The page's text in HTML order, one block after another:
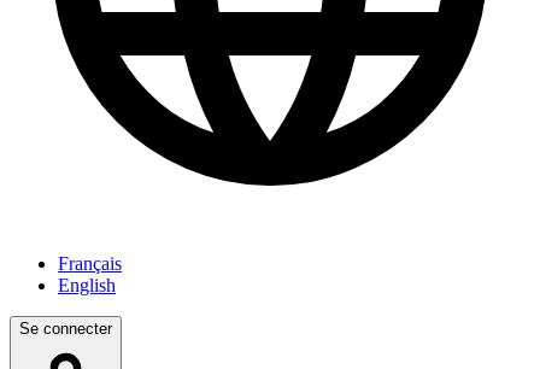
Français
English
Se connecter